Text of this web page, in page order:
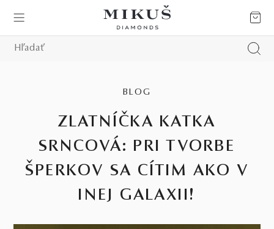
BLOG
ZLATNÍČKA KATKA
SRNCOVÁ: PRI TVORBE
ŠPERKOV SA CÍTIM AKO V
INEJ GALAXII!